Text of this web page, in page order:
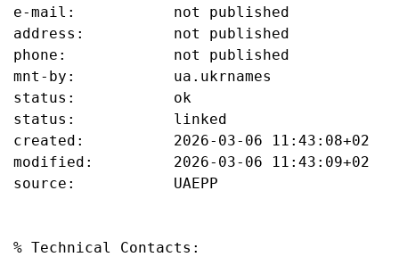
e-mail:           not published
address:          not published
phone:            not published
mnt-by:           ua.ukrnames
status:           ok
status:           linked
created:          2026-03-06 11:43:08+02
modified:         2026-03-06 11:43:09+02
source:           UAEPP
% Technical Contacts: